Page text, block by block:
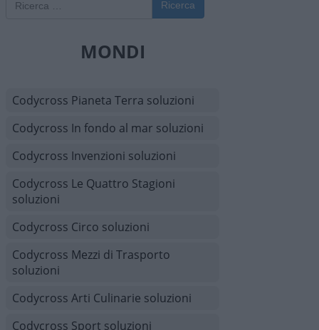
Ricerca
MONDI
Codycross Pianeta Terra soluzioni
Codycross In fondo al mar soluzioni
Codycross Invenzioni soluzioni
Codycross Le Quattro Stagioni
soluzioni
Codycross Circo soluzioni
Codycross Mezzi di Trasporto
soluzioni
Codycross Arti Culinarie soluzioni
Codycross Sport soluzioni